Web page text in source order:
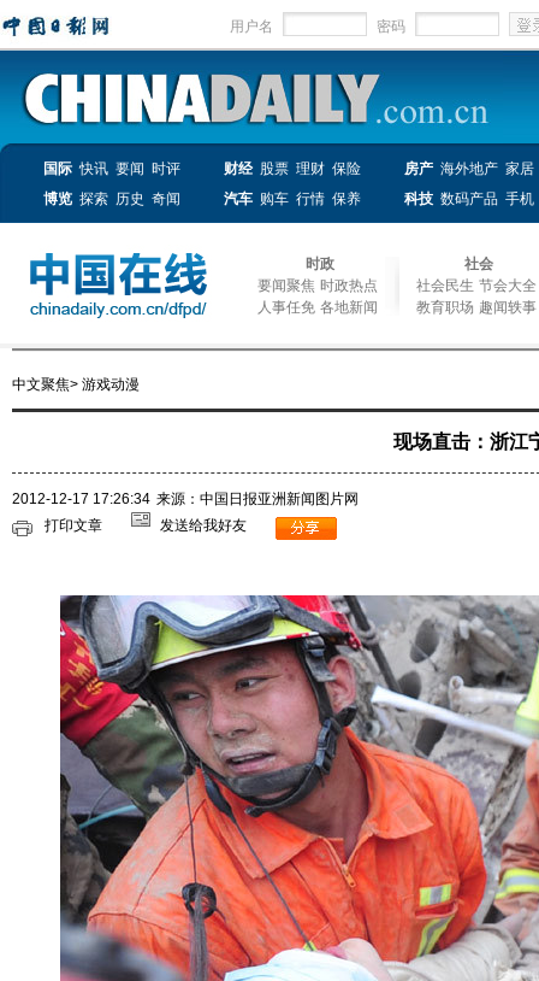
用户名 密码
国际 快讯 要闻 时评 财经 股票 理财 保险 房产 海外地产 家居
博览 探索 历史 奇闻 汽车 购车 行情 保养 科技 数码产品 手机
时政
要闻聚焦 时政热点
人事任免 各地新闻
社会
社会民生 节会大全
教育职场 趣闻轶事
中文聚焦> 游戏动漫
现场直击：浙江
2012-12-17 17:26:34 来源：中国日报亚洲新闻图片网
打印文章
发送给我好友